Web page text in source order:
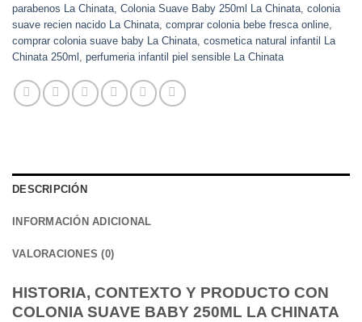
parabenos La Chinata, Colonia Suave Baby 250ml La Chinata, colonia
suave recien nacido La Chinata, comprar colonia bebe fresca online,
comprar colonia suave baby La Chinata, cosmetica natural infantil La
Chinata 250ml , perfumeria infantil piel sensible La Chinata
DESCRIPCIÓN
INFORMACIÓN ADICIONAL
VALORACIONES (0)
HISTORIA, CONTEXTO Y PRODUCTO CON
COLONIA SUAVE BABY 250ML LA CHINATA